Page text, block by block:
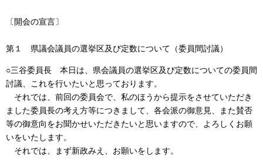
〔開会の宣言〕
第１ 県議会議員の選挙区及び定数について（委員間討議）
○三谷委員長 本日は、県会議員の選挙区及び定数についての委員間
討議、これを行いたいと思っております。
それでは、前回の委員会で、私のほうから提示をさせていただき
ました委員長の考え方等につきまして、各会派の御意見、また賛否
等の御意向をお聞かせいただきたいと思いますので、よろしくお願
いをいたします。
それでは、まず新政みえ、お願いをします。